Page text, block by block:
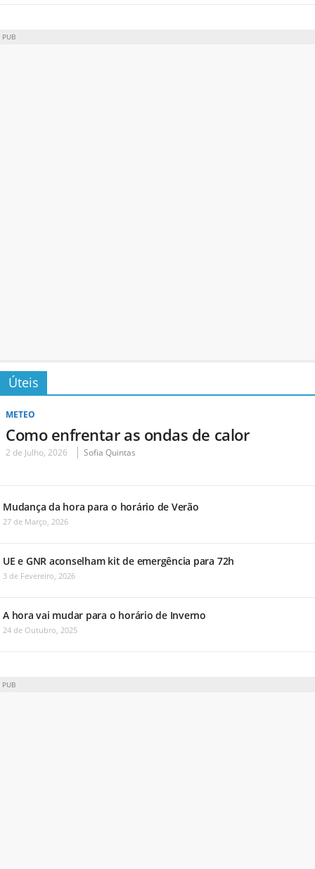
PUB
Úteis
METEO
Como enfrentar as ondas de calor
2 de Julho, 2026 Sofia Quintas
Mudança da hora para o horário de Verão
27 de Março, 2026
UE e GNR aconselham kit de emergência para 72h
3 de Fevereiro, 2026
A hora vai mudar para o horário de Inverno
24 de Outubro, 2025
PUB